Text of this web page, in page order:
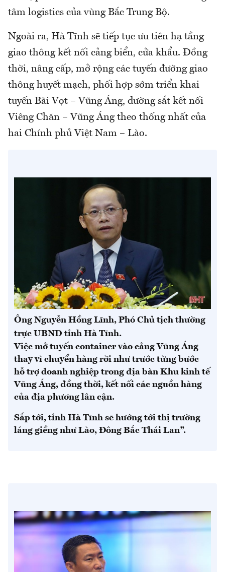
tâm logistics của vùng Bắc Trung Bộ.
Ngoài ra, Hà Tĩnh sẽ tiếp tục ưu tiên hạ tầng
giao thông kết nối cảng biển, cửa khẩu. Đồng
thời, nâng cấp, mở rộng các tuyến đường giao
thông huyết mạch, phối hợp sớm triển khai
tuyến Bãi Vọt – Vũng Áng, đường sắt kết nối
Viêng Chăn – Vũng Áng theo thống nhất của
hai Chính phủ Việt Nam – Lào.
Ông Nguyễn Hồng Lĩnh, Phó Chủ tịch thường
trực UBND tỉnh Hà Tĩnh.
Việc mở tuyến container vào cảng Vũng Áng
thay vì chuyển hàng rời như trước từng bước
hỗ trợ doanh nghiệp trong địa bàn Khu kinh tế
Vũng Áng, đồng thời, kết nối các nguồn hàng
của địa phương lân cận.
Sắp tới, tỉnh Hà Tĩnh sẽ hướng tới thị trường
láng giềng như Lào, Đông Bắc Thái Lan”.